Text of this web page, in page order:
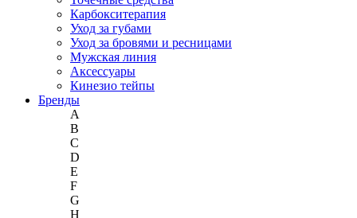
Карбокситерапия
Уход за губами
Уход за бровями и ресницами
Мужская линия
Аксессуары
Кинезио тейпы
Бренды
A
B
C
D
E
F
G
H